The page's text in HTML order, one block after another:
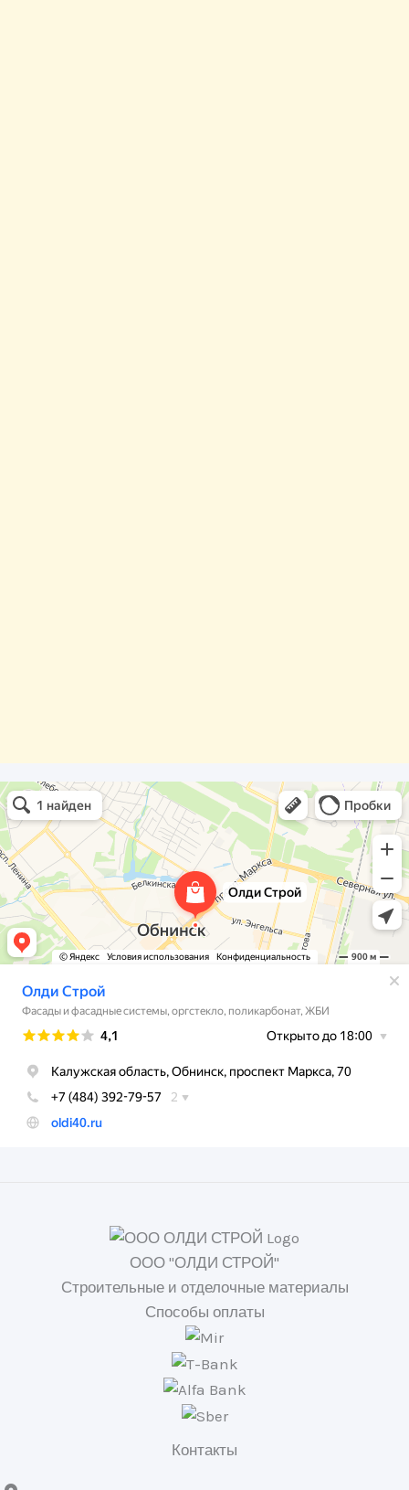
Олди Строй
Фасады и фасадные системы в Обнинске
Оргстекло, поликарбонат в Обнинске
ООО "ОЛДИ СТРОЙ"
Строительные и отделочные материалы
Способы оплаты
Контакты